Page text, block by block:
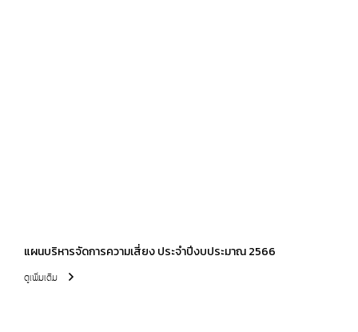
แผนบริหารจัดการความเสี่ยง ประจำปีงบประมาณ 2566
ดูเพิ่มเติม